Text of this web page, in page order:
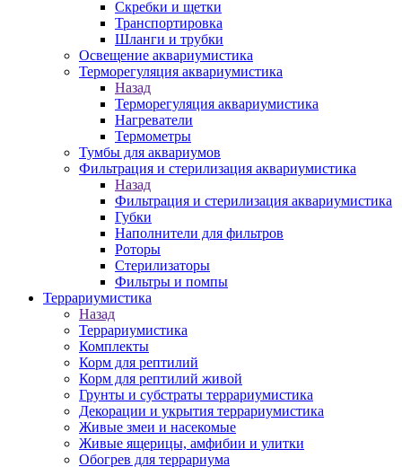
Скребки и щетки
Транспортировка
Шланги и трубки
Освещение аквариумистика
Терморегуляция аквариумистика
Назад
Терморегуляция аквариумистика
Нагреватели
Термометры
Тумбы для аквариумов
Фильтрация и стерилизация аквариумистика
Назад
Фильтрация и стерилизация аквариумистика
Губки
Наполнители для фильтров
Роторы
Стерилизаторы
Фильтры и помпы
Террариумистика
Назад
Террариумистика
Комплекты
Корм для рептилий
Корм для рептилий живой
Грунты и субстраты террариумистика
Декорации и укрытия террариумистика
Живые змеи и насекомые
Живые ящерицы, амфибии и улитки
Обогрев для террариума